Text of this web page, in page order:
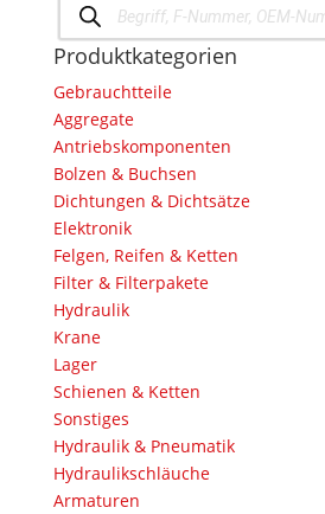
search
Produktkategorien
Gebrauchtteile
Aggregate
Antriebskomponenten
Bolzen & Buchsen
Dichtungen & Dichtsätze
Elektronik
Felgen, Reifen & Ketten
Filter & Filterpakete
Hydraulik
Krane
Lager
Schienen & Ketten
Sonstiges
Hydraulik & Pneumatik
Hydraulikschläuche
Armaturen